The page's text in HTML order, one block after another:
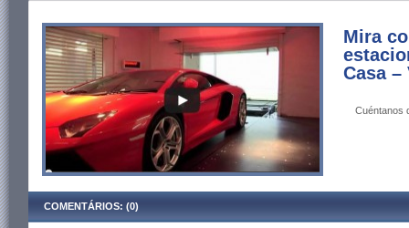
Mira
Casa –
Cuéntanos
COMENTÁRIOS: (0)